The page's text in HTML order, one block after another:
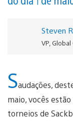
Steven
VP,
Saudações,
maio, vocês
torneios de